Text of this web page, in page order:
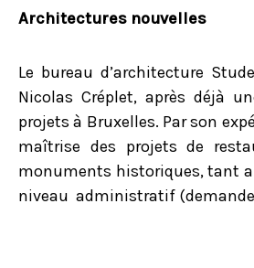
Architectures nouvelles
Le bureau d’architecture
Nicolas Créplet, après déjà
projets à Bruxelles. Par son
maîtrise des projets de
monuments historiques, tant
niveau administratif (demande